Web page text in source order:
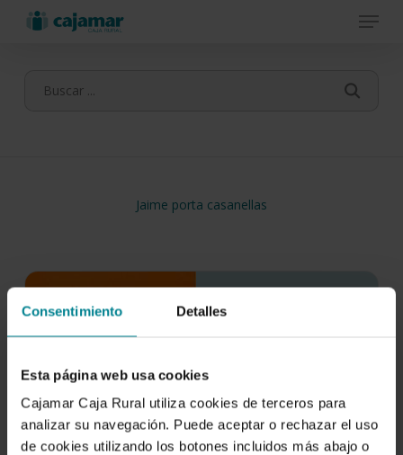
Consentimiento Detalles
Esta página web usa cookies
Cajamar Caja Rural utiliza cookies de terceros para
analizar su navegación. Puede aceptar o rechazar el uso
de cookies utilizando los botones incluidos más abajo o
Menu
Jaime porta casanellas